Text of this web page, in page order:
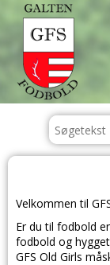
Velkommen til
Er du til fodbold
fodbold og
GFS Old Girls